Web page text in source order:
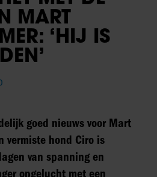
MART
‘HIJ IS
goed nieuws voor Mart
vermiste hond Ciro is
van spanning en
opgelucht met een